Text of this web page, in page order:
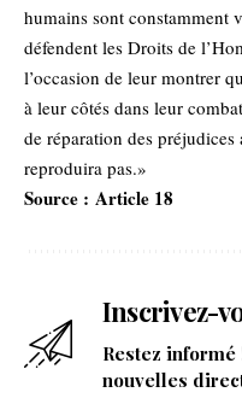
humains sont constamment
défendent les Droits de
l’occasion de leur montrer
à leur côtés dans leur
de réparation des
reproduira pas.»
Source : Article 18
Inscrivez-
Restez
nouvelles